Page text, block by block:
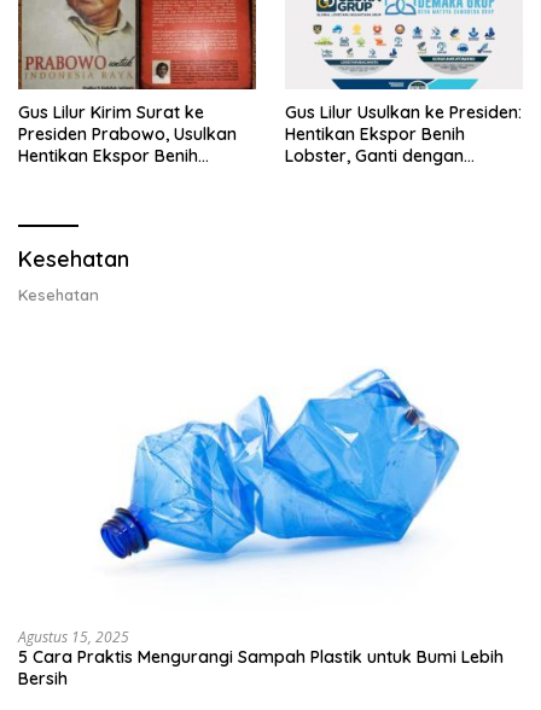
Gus Lilur Kirim Surat ke
Presiden Prabowo, Usulkan
Hentikan Ekspor Benih
Gus Lilur Usulkan ke Presiden:
Hentikan Ekspor Benih
Lobster, Ganti dengan
Kesehatan
Kesehatan
Agustus 15, 2025
5 Cara Praktis Mengurangi Sampah Plastik untuk Bumi Lebih
Bersih